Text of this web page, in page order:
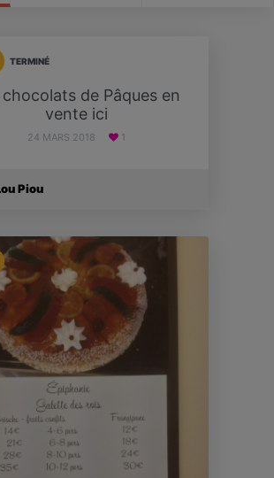
TERMINÉ
chocolats de Pâques en
vente ici
24 MARS 2018 1
Piou